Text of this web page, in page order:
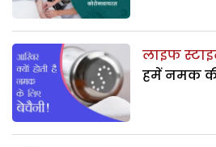
लाइफ
हमें नमक